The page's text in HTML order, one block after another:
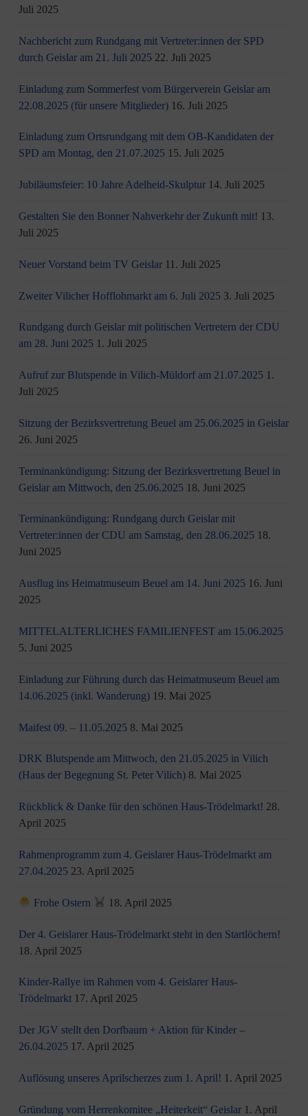
Juli 2025
Nachbericht zum Rundgang mit Vertreter:innen der SPD
durch Geislar am 21. Juli 2025 22. Juli 2025
Einladung zum Sommerfest vom Bürgerverein Geislar am
22.08.2025 (für unsere Mitglieder) 16. Juli 2025
Einladung zum Ortsrundgang mit dem OB-Kandidaten der
SPD am Montag, den 21.07.2025 15. Juli 2025
Jubiläumsfeier: 10 Jahre Adelheid-Skulptur 14. Juli 2025
Gestalten Sie den Bonner Nahverkehr der Zukunft mit! 13.
Juli 2025
Neuer Vorstand beim TV Geislar 11. Juli 2025
Zweiter Vilicher Hofflohmarkt am 6. Juli 2025 3. Juli 2025
Rundgang durch Geislar mit politischen Vertretern der CDU
am 28. Juni 2025 1. Juli 2025
Aufruf zur Blutspende in Vilich-Müldorf am 21.07.2025 1.
Juli 2025
Sitzung der Bezirksvertretung Beuel am 25.06.2025 in Geislar
26. Juni 2025
Terminankündigung: Sitzung der Bezirksvertretung Beuel in
Geislar am Mittwoch, den 25.06.2025 18. Juni 2025
Terminankündigung: Rundgang durch Geislar mit
Vertreter:innen der CDU am Samstag, den 28.06.2025 18.
Juni 2025
Ausflug ins Heimatmuseum Beuel am 14. Juni 2025 16. Juni
2025
MITTELALTERLICHES FAMILIENFEST am 15.06.2025
5. Juni 2025
Einladung zur Führung durch das Heimatmuseum Beuel am
14.06.2025 (inkl. Wanderung) 19. Mai 2025
Maifest 09. – 11.05.2025 8. Mai 2025
DRK Blutspende am Mittwoch, den 21.05.2025 in Vilich
(Haus der Begegnung St. Peter Vilich) 8. Mai 2025
Rückblick & Danke für den schönen Haus-Trödelmarkt! 28.
April 2025
Rahmenprogramm zum 4. Geislarer Haus-Trödelmarkt am
27.04.2025 23. April 2025
Frohe Ostern 18. April 2025
Der 4. Geislarer Haus-Trödelmarkt steht in den Startlöchern!
18. April 2025
Kinder-Rallye im Rahmen vom 4. Geislarer Haus-
Trödelmarkt 17. April 2025
Der JGV stellt den Dorfbaum + Aktion für Kinder –
26.04.2025 17. April 2025
Auflösung unseres Aprilscherzes zum 1. April! 1. April 2025
Gründung vom Herrenkomitee „Heiterkeit“ Geislar 1. April